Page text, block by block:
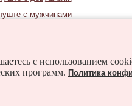
с мужчинами
с использованием
программ. Политика